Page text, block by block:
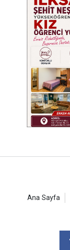
Ana Sayfa